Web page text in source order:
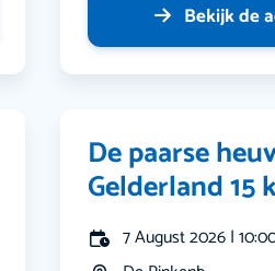
Bekijk de
De paarse
Gelderland 15
7 August 2026 |